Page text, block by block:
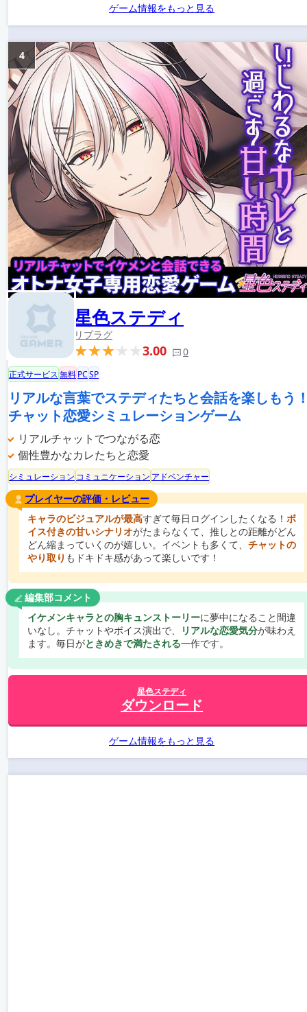
ゲーム情報をもっと見る
星色ステディ
リプラグ
3.00 0
4
正式サービス無料PCSP
リアルな言葉でステディたちと会話を楽しもう
チャット恋愛シミュレーションゲーム
リアルチャットでつながる恋
個性豊かなカレたちと恋愛
シミュレーション コミュニケーション アドベンチャー
プレイヤーの評価・レビュー
キャラのビジュアルが最高すぎて毎日ログインしたくなる！ ボ
イス付きの甘いシナリオがたまらなくて、推しとの距離がどん
どん縮まっていくのが嬉しい。イベントも多くて、 チャットの
やり取り もドキドキ感があって楽しいです！
編集部コメント
イケメンキャラとの胸キュンストーリーに夢中になること間違
いなし。チャットやボイス演出で、
リアルな恋愛気分が味わえ
ます。毎日がときめきで満たされる一作です。
星色ステディ
ダウンロード
ゲーム情報をもっと見る